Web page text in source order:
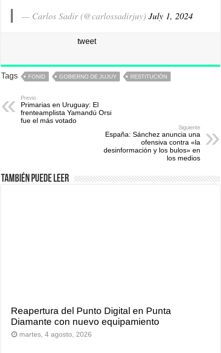
— Carlos Sadir (@carlossadirjuy)July 1, 2024
tweet
Tags FONID GOBIERNO DE JUJUY RESTITUCIÓN
Previo
Primarias en Uruguay: El
frenteamplista Yamandú Orsi
fue el más votado
Siguiente
España: Sánchez anuncia una
ofensiva contra «la
desinformación y los bulos» en
los medios
También puede leer
Reapertura del Punto Digital en Punta
Diamante con nuevo equipamiento
martes, 4 agosto, 2026